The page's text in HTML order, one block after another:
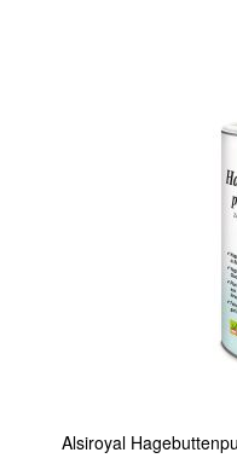
Alsiroyal